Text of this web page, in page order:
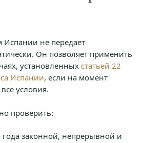
Испании не передает
Он позволяет применить
установленных статьей 22
Испании, если на момент
условия.
проверить:
законной, непрерывной и